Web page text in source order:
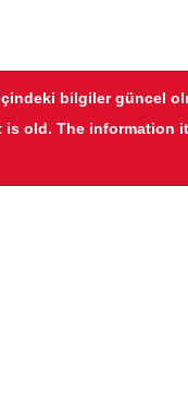
bilgiler güncel
old. The information